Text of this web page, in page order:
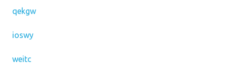
qekgw
ioswy
weitc